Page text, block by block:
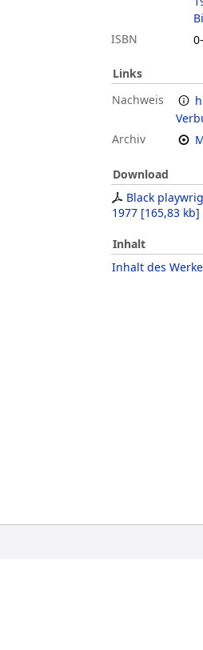
ISBN
Links
Nachweis
Archiv
Download
Black
1977 [165,83 kb]
Inhalt
Inhalt des